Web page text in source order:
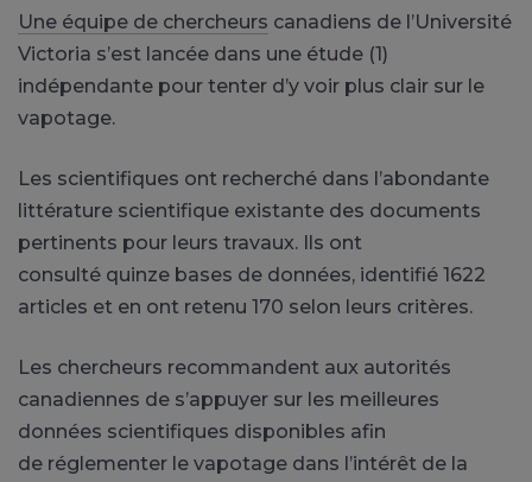
Une équipe de chercheurs canadiens de l’Université
Victoria s’est lancée dans une étude (1)
indépendante pour tenter d’y voir plus clair sur le
vapotage.
Les scientifiques ont recherché dans l’abondante
littérature scientifique existante des documents
pertinents pour leurs travaux. Ils ont
consulté quinze bases de données, identifié 1622
articles et en ont retenu 170 selon leurs critères.
Les chercheurs recommandent aux autorités
canadiennes de s’appuyer sur les meilleures
données scientifiques disponibles afin
de réglementer le vapotage dans l’intérêt de la